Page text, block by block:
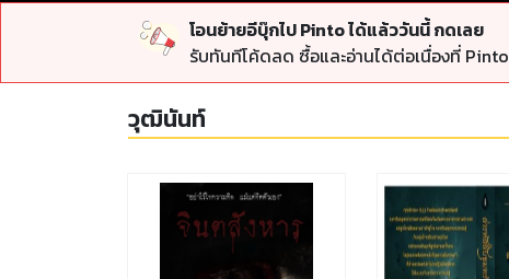
โอนย้ายอีบุ๊กไป Pinto ได้แล้ววันนี้ กดเลย
รับทันทีโค้ดลด ซื้อและอ่านได้ต่อเนื่องที่ Pinto
วุฒินันท์